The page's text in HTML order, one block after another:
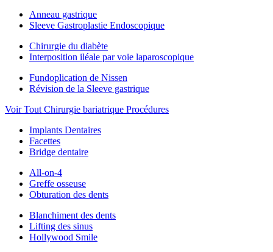
Anneau gastrique
Sleeve Gastroplastie Endoscopique
Chirurgie du diabète
Interposition iléale par voie laparoscopique
Fundoplication de Nissen
Révision de la Sleeve gastrique
Voir Tout Chirurgie bariatrique Procédures
Implants Dentaires
Facettes
Bridge dentaire
All-on-4
Greffe osseuse
Obturation des dents
Blanchiment des dents
Lifting des sinus
Hollywood Smile